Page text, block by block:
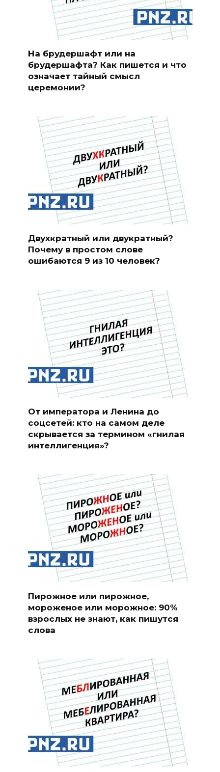
На брудершафт или на
брудершафта? Как пишется и что
означает тайный смысл
церемонии?
Двухкратный или двукратный?
Почему в простом слове
ошибаются 9 из 10 человек?
От императора и Ленина до
соцсетей: кто на самом деле
скрывается за термином «гнилая
интеллигенция»?
Пирожное или пирожное,
мороженое или морожное: 90%
взрослых не знают, как пишутся
слова